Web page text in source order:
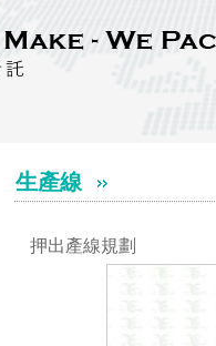
生產線
押出產線規劃